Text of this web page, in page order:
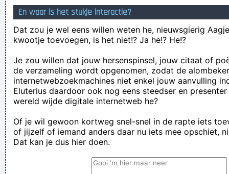
En waar is het stukje interactie?
Dat zou je wel eens willen weten he, nieuwsgierig
kwootje toevoegen, is het niet!? Ja he!? He!?
Je zou willen dat jouw hersenspinsel, jouw citaat of
de verzameling wordt opgenomen, zodat de
internetwebzoekmachines niet enkel jouw aanvulling
Eluterius daardoor ook nog eens steedser en
wereld wijde digitale internetweb he?
Of je wil gewoon kortweg snel-snel in de rapte iets
of jijzelf of iemand anders daar nu iets mee opschiet,
Dat kan je dus hier doen.